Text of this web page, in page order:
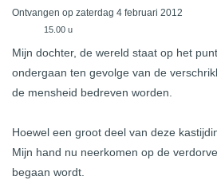
Ontvangen op zaterdag 4 februari 2012
15.00 u
Mijn dochter, de wereld staat op het
ondergaan ten gevolge van de
de mensheid bedreven worden.
Hoewel een groot deel van deze
Mijn hand nu neerkomen op de
begaan wordt.